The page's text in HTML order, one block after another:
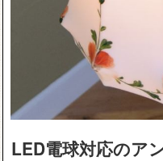
LED電球対応のア